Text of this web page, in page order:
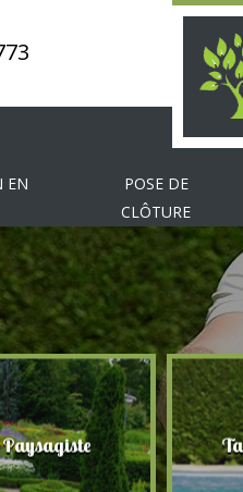
EN
POSE DE
CLÔTURE
Paysagiste